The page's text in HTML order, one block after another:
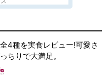
4種を実食レビュー!可愛さ
ちりで大満足。